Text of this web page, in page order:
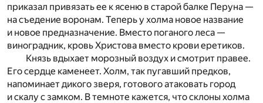
приказал привязать ее к ясеню в старой балке Перуна —
на съедение воронам. Теперь у холма новое название
и новое предназначение. Вместо поганого леса —
виноградник, кровь Христова вместо крови еретиков.
Князь вдыхает морозный воздух и смотрит правее.
Его сердце каменеет. Холм, так пугавший предков,
напоминает дикого зверя, готового атаковать город
и скалу с замком. В темноте кажется, что склоны холма